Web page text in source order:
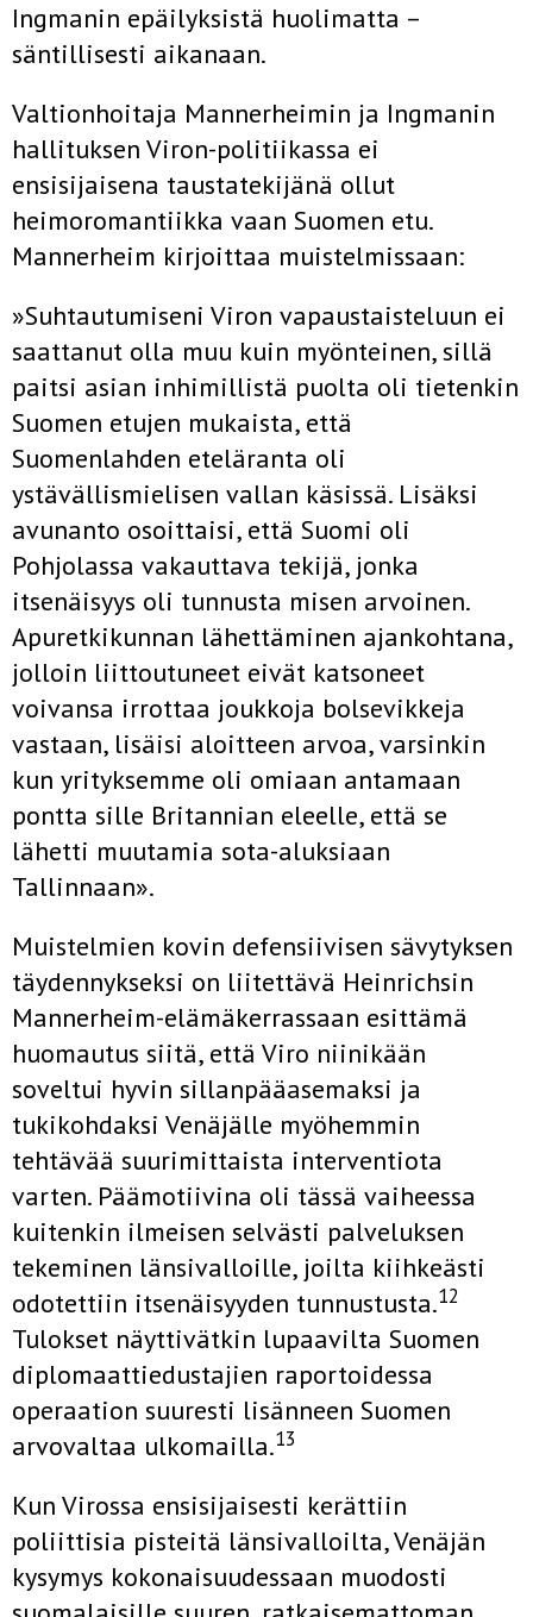
Ingmanin epäilyksistä huolimatta –
säntillisesti aikanaan.
Valtionhoitaja Mannerheimin ja Ingmanin
hallituksen Viron-politiikassa ei
ensisijaisena taustatekijänä ollut
heimoromantiikka vaan Suomen etu.
Mannerheim kirjoittaa muistelmissaan:
»Suhtautumiseni Viron vapaustaisteluun ei
saattanut olla muu kuin myönteinen, sillä
paitsi asian inhimillistä puolta oli tietenkin
Suomen etujen mukaista, että
Suomenlahden eteläranta oli
ystävällismielisen vallan käsissä. Lisäksi
avunanto osoittaisi, että Suomi oli
Pohjolassa vakauttava tekijä, jonka
itsenäisyys oli tunnusta misen arvoinen.
Apuretkikunnan lähettäminen ajankohtana,
jolloin liittoutuneet eivät katsoneet
voivansa irrottaa joukkoja bolsevikkeja
vastaan, lisäisi aloitteen arvoa, varsinkin
kun yrityksemme oli omiaan antamaan
pontta sille Britannian eleelle, että se
lähetti muutamia sota-aluksiaan
Tallinnaan».
Muistelmien kovin defensiivisen sävytyksen
täydennykseksi on liitettävä Heinrichsin
Mannerheim-elämäkerrassaan esittämä
huomautus siitä, että Viro niinikään
soveltui hyvin sillanpääasemaksi ja
tukikohdaksi Venäjälle myöhemmin
tehtävää suurimittaista interventiota
varten. Päämotiivina oli tässä vaiheessa
kuitenkin ilmeisen selvästi palveluksen
tekeminen länsivalloille, joilta kiihkeästi
odotettiin itsenäisyyden tunnustusta.12
Tulokset näyttivätkin lupaavilta Suomen
diplomaattiedustajien raportoidessa
operaation suuresti lisänneen Suomen
arvovaltaa ulkomailla.13
Kun Virossa ensisijaisesti kerättiin
poliittisia pisteitä länsivalloilta, Venäjän
kysymys kokonaisuudessaan muodosti